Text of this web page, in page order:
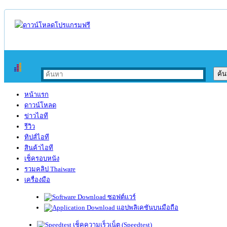
หน้าแรก
ดาวน์โหลด
ข่าวไอที
รีวิว
ทิปส์ไอที
สินค้าไอที
เช็ครอบหนัง
รวมคลิป Thaiware
เครื่องมือ
ซอฟต์แวร์
แอปพลิเคชันบนมือถือ
เช็คความเร็วเน็ต (Speedtest)